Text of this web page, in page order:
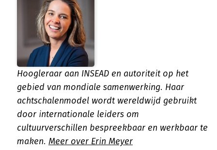
Hoogleraar aan INSEAD en autoriteit op het
gebied van mondiale samenwerking. Haar
achtschalenmodel wordt wereldwijd gebruikt
door internationale leiders om
cultuurverschillen bespreekbaar en werkbaar te
maken. Meer over Erin Meyer